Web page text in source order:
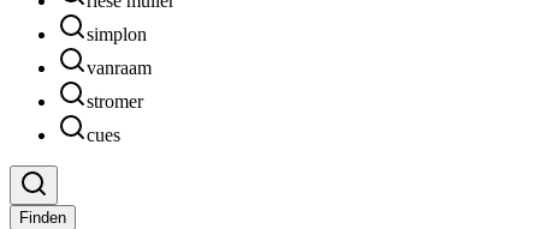
simplon
vanraam
stromer
cues
Finden